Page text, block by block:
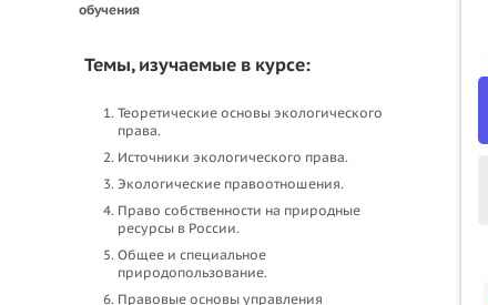
обучения
Темы, изучаемые в курсе:
Теоретические основы экологического
права.
Источники экологического права.
Экологические правоотношения.
Право собственности на природные
ресурсы в России.
Общее и специальное
природопользование.
Правовые основы управления